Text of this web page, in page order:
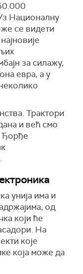
Националну
се видети
за силажу,
евра, а у
Трактори
и већ смо
Ђорђе
унија има и
од
који ће
На
које
која може да